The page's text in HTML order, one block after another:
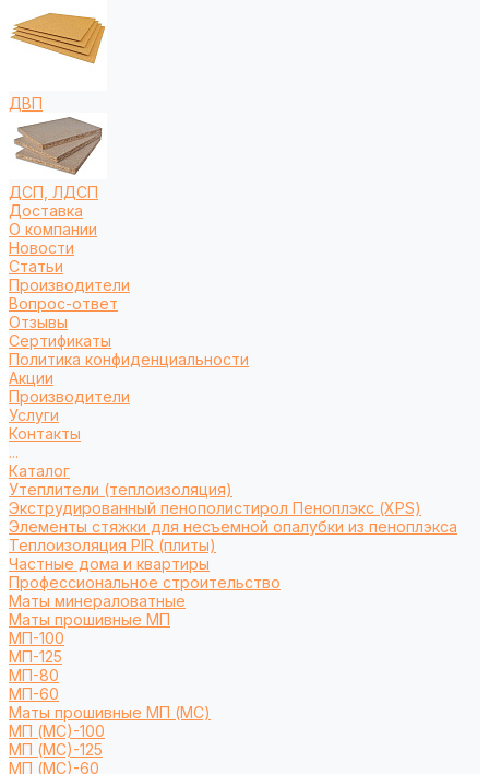
ДВП
ДСП, ЛДСП
Доставка
О компании
Новости
Статьи
Производители
Вопрос-ответ
Отзывы
Сертификаты
Политика конфиденциальности
Акции
Производители
Услуги
Контакты
...
Каталог
Утеплители (теплоизоляция)
Экструдированный пенополистирол Пеноплэкс (XPS)
Элементы стяжки для несъемной опалубки из пеноплэкса
Теплоизоляция PIR (плиты)
Частные дома и квартиры
Профессиональное строительство
Маты минераловатные
Маты прошивные МП
МП-100
МП-125
МП-80
МП-60
Маты прошивные МП (МС)
МП (МС)-100
МП (МС)-125
МП (МС)-60